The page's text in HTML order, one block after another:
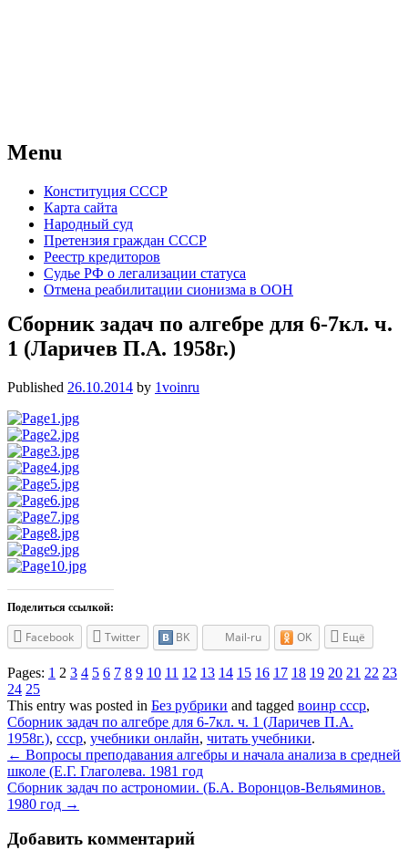
Menu
Skip
content
Конституция СССР
Карта сайта
Народный суд
Претензия граждан СССР
Реестр кредиторов
Судье РФ о легализации статуса
Отмена реабилитации сионизма в ООН
Сборник задач по алгебре для 6-7кл. ч.
1 (Ларичев П.А. 1958г.)
Published 26.10.2014 by 1voinru
Поделиться ссылкой:
Facebook Twitter BK Mail-ru OK Ещё
Pages: 1 2 3 4 5 6 7 8 9 10 11 12 13 14 15 16 17 18 19 20 21 22 23
24 25
This entry was posted in Без рубрики and tagged воинр ссср,
Сборник задач по алгебре для 6-7кл. ч. 1 (Ларичев П.А.
1958г.), ссср, учебники онлайн, читать учебники.
Post
navigation
← Вопросы преподавания алгебры и начала анализа в средней
школе (Е.Г. Глаголева. 1981 год
Сборник задач по астрономии. (Б.А. Воронцов-Вельяминов.
1980 год →
Добавить комментарий